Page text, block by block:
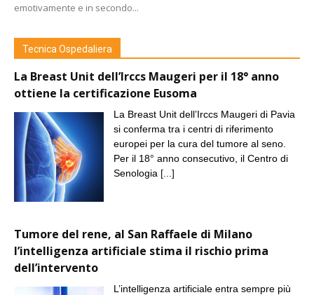
emotivamente e in secondo...
Tecnica Ospedaliera
La Breast Unit dell’Irccs Maugeri per il 18° anno
ottiene la certificazione Eusoma
La Breast Unit dell’Irccs Maugeri di Pavia
si conferma tra i centri di riferimento
europei per la cura del tumore al seno.
Per il 18° anno consecutivo, il Centro di
Senologia [...]
Tumore del rene, al San Raffaele di Milano
l’intelligenza artificiale stima il rischio prima
dell’intervento
L’intelligenza artificiale entra sempre più